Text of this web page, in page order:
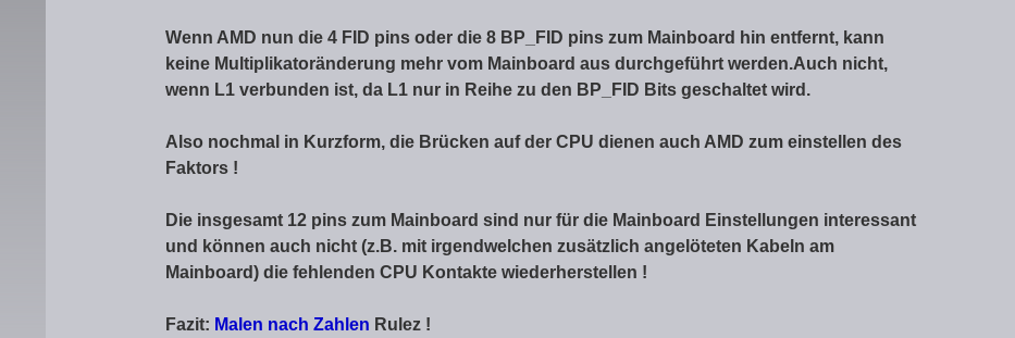
Wenn AMD nun die 4 FID pins oder die 8 BP_FID pins zum Mainboard hin entfernt, kann
keine Multiplikatoränderung mehr vom Mainboard aus durchgeführt werden.Auch nicht,
wenn L1 verbunden ist, da L1 nur in Reihe zu den BP_FID Bits geschaltet wird.
Also nochmal in Kurzform, die Brücken auf der CPU dienen auch AMD zum einstellen des
Faktors !
Die insgesamt 12 pins zum Mainboard sind nur für die Mainboard Einstellungen interessant
und können auch nicht (z.B. mit irgendwelchen zusätzlich angelöteten Kabeln am
Mainboard) die fehlenden CPU Kontakte wiederherstellen !
Fazit: Malen nach Zahlen Rulez !